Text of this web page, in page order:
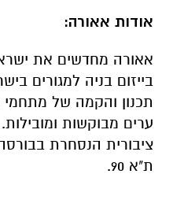
אודות אאורה:
אאורה מחדשים את
בייזום בניה למגורים
תכנון והקמה של מתחמי
ערים מבוקשות
ציבורית הנסחרת
ת"א 90.